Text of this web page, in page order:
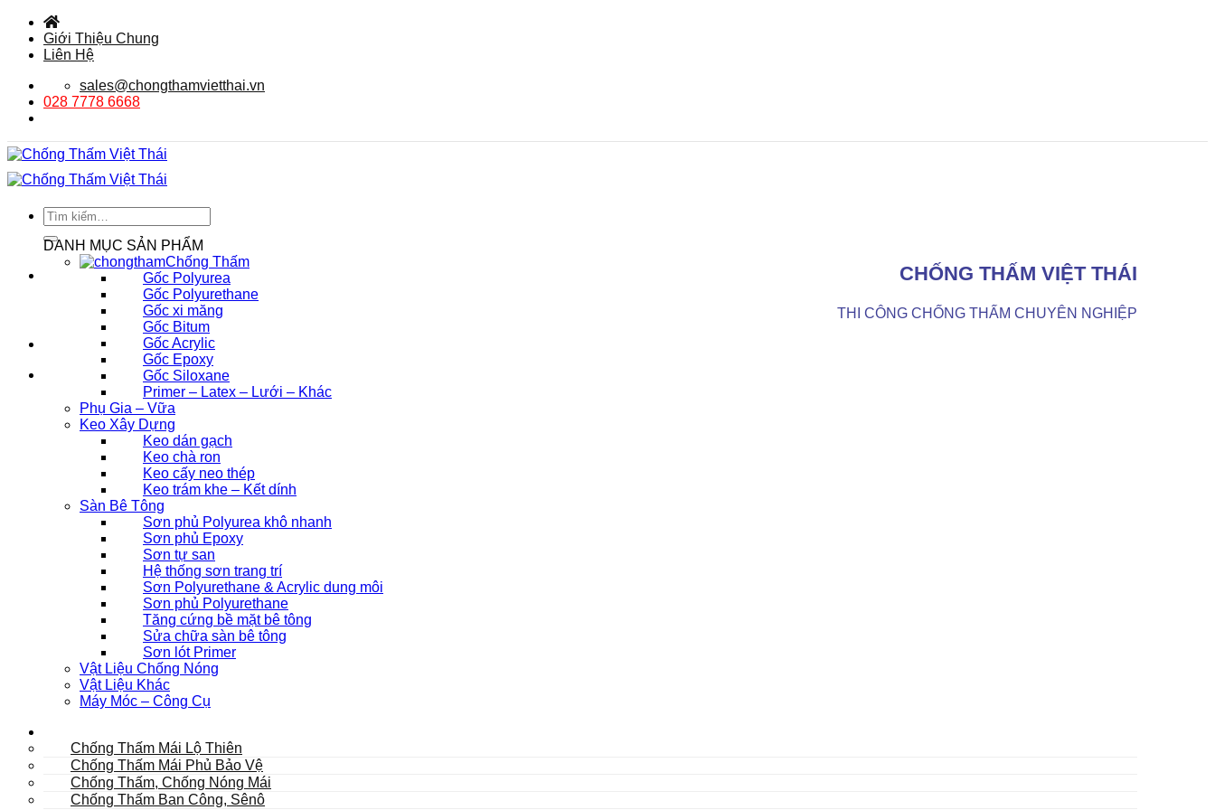
qua
Giới Thiệu Chung
Liên Hệ
sales@chongthamvietthai.vn
028 7778 6668
Tìm
kiếm:
CHỐNG THẤM VIỆT THÁI
THI CÔNG CHỐNG THẤM CHUYÊN NGHIỆP
DANH MỤC SẢN PHẨM
Chống Thấm
Gốc Polyurea
Gốc Polyurethane
Gốc xi măng
Gốc Bitum
Gốc Acrylic
Gốc Epoxy
Gốc Siloxane
Primer – Latex – Lưới – Khác
Phụ Gia – Vữa
Keo Xây Dựng
Keo dán gạch
Keo chà ron
Keo cấy neo thép
Keo trám khe – Kết dính
Sàn Bê Tông
Sơn phủ Polyurea khô nhanh
Sơn phủ Epoxy
Sơn tự san
Hệ thống sơn trang trí
Sơn Polyurethane & Acrylic dung môi
Sơn phủ Polyurethane
Tăng cứng bề mặt bê tông
Sửa chữa sàn bê tông
Sơn lót Primer
Vật Liệu Chống Nóng
Vật Liệu Khác
Máy Móc – Công Cụ
Chống Thấm Mái Lộ Thiên
Chống Thấm Mái Phủ Bảo Vệ
Chống Thấm, Chống Nóng Mái
Chống Thấm Ban Công, Sênô